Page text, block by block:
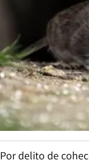
Por delito de